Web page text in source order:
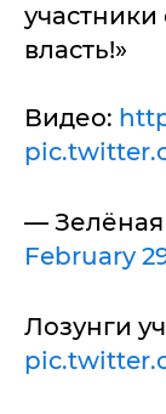
власть!»
Видео:
— Зелёная
February
Лозунги